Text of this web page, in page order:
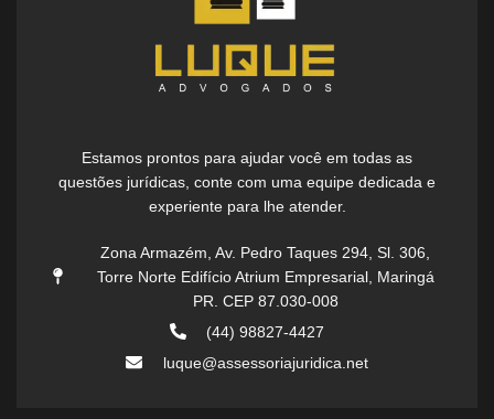
Estamos prontos para ajudar você em todas as
questões jurídicas, conte com uma equipe dedicada e
experiente para lhe atender.
Zona Armazém, Av. Pedro Taques 294, Sl. 306,
Torre Norte Edifício Atrium Empresarial, Maringá
PR. CEP 87.030-008
(44) 98827-4427
luque@assessoriajuridica.net